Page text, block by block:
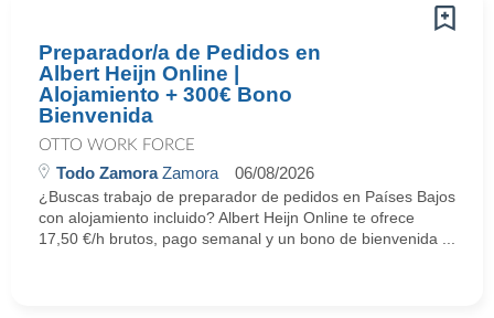
Preparador/a de Pedidos en
Albert Heijn Online |
Alojamiento + 300€ Bono
Bienvenida
OTTO WORK FORCE
Todo ZamoraZamora 06/08/2026
¿Buscas trabajo de preparador de pedidos en Países Bajos
con alojamiento incluido? Albert Heijn Online te ofrece
17,50 €/h brutos, pago semanal y un bono de bienvenida ...